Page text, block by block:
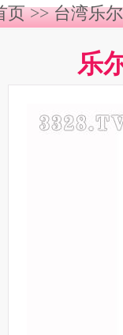
页>>台湾乐
乐